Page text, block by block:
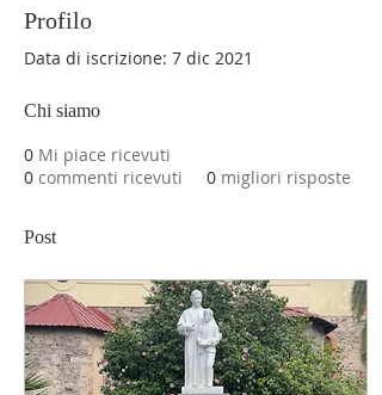
Profilo
Data di iscrizione: 7 dic 2021
Chi siamo
0 Mi piace ricevuti
0 commenti ricevuti 0 migliori risposte
Post